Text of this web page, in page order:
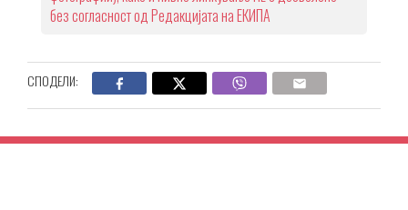
без согласност од Редакцијата на ЕКИПА
СПОДЕЛИ: